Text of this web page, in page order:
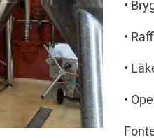
•
•
•
•